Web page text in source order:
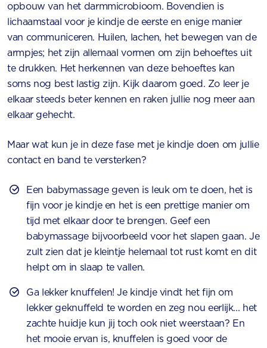
opbouw van het darmmicrobioom. Bovendien is
lichaamstaal voor je kindje de eerste en enige manier
van communiceren. Huilen, lachen, het bewegen van de
armpjes; het zijn allemaal vormen om zijn behoeftes uit
te drukken. Het herkennen van deze behoeftes kan
soms nog best lastig zijn. Kijk daarom goed. Zo leer je
elkaar steeds beter kennen en raken jullie nog meer aan
elkaar gehecht.
Maar wat kun je in deze fase met je kindje doen om jullie
contact en band te versterken?
Een babymassage geven is leuk om te doen, het is
fijn voor je kindje en het is een prettige manier om
tijd met elkaar door te brengen. Geef een
babymassage bijvoorbeeld voor het slapen gaan. Je
zult zien dat je kleintje helemaal tot rust komt en dit
helpt om in slaap te vallen.
Ga lekker knuffelen! Je kindje vindt het fijn om
lekker geknuffeld te worden en zeg nou eerlijk... het
zachte huidje kun jij toch ook niet weerstaan? En
het mooie ervan is, knuffelen is goed voor de